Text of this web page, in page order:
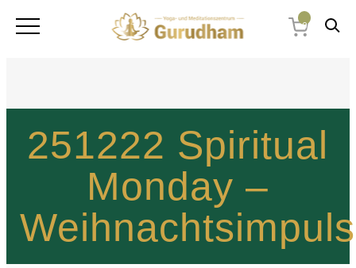
0
251222 Spiritual
Monday –
Weihnachtsimpuls